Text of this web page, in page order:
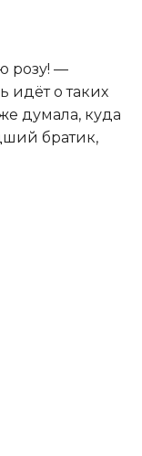
розу! —
идёт о таких
думала, куда
братик,